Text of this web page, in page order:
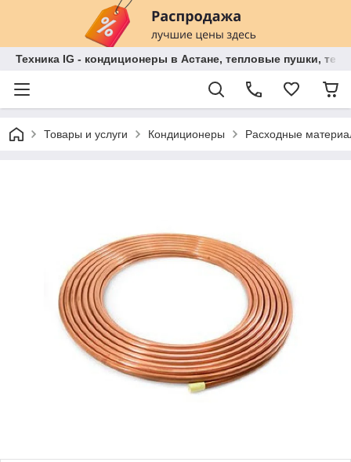
Техника IG - кондиционеры в Астане, тепловые пушки,
Товары и услуги Кондиционеры Расходные